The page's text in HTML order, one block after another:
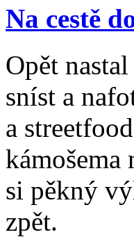
Na cestě
Opět
sníst a
a
si pěkný
zpět.